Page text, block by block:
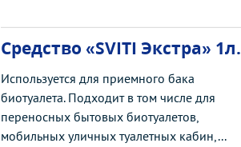
Средство «SVITI Экстра» 1л.
Используется для приемного бака
биотуалета. Подходит в том числе для
переносных бытовых биотуалетов,
мобильных уличных туалетных кабин,...